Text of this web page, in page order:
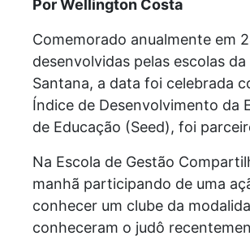
Por Wellington Costa
Comemorado anualmente em
desenvolvidas pelas escolas
Santana, a data foi celebrada
Índice de Desenvolvimento da
de Educação (Seed), foi
Na Escola de Gestão
manhã participando de uma
conhecer um clube da
conheceram o judô